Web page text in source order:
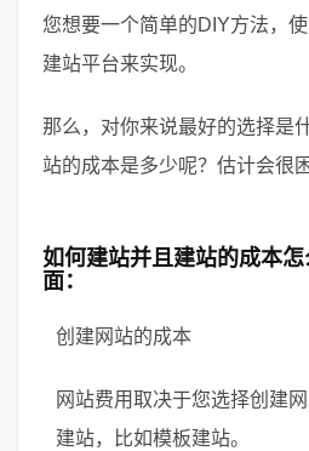
您想要一个简单的DIY方法，
建站平台来实现。
那么，对你来说最好的选择是
站的成本是多少呢？估计会很
如何建站并且建站的成本
面：
创建网站的成本
网站费用取决于您选择创建
建站，比如模板建站。